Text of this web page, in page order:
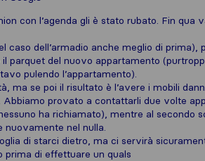
con l’agenda gli è stato rubato. Fin qua
caso dell’armadio anche meglio di prima),
parquet del nuovo appartamento
pulendo l’appartamento).
ma se poi il risultato è l’avere i mobili
Abbiamo provato a contattarli due volte
ha richiamato), mentre al secondo
nuovamente nel nulla.
di starci dietro, ma ci servirà
prima di effettuare un quals